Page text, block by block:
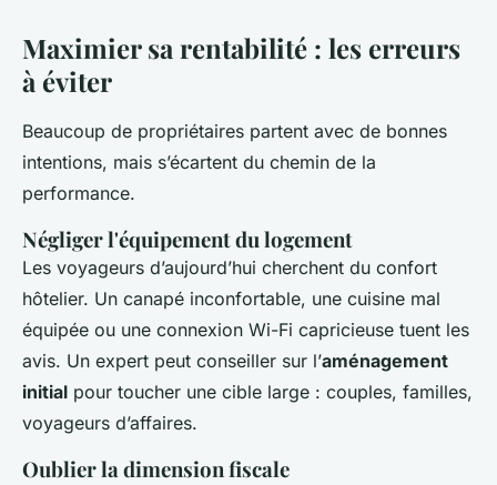
Maximier sa rentabilité : les erreurs
à éviter
Beaucoup de propriétaires partent avec de bonnes
intentions, mais s’écartent du chemin de la
performance.
Négliger l'équipement du logement
Les voyageurs d’aujourd’hui cherchent du confort
hôtelier. Un canapé inconfortable, une cuisine mal
équipée ou une connexion Wi-Fi capricieuse tuent les
avis. Un expert peut conseiller sur l’aménagement
initial pour toucher une cible large : couples, familles,
voyageurs d’affaires.
Oublier la dimension fiscale